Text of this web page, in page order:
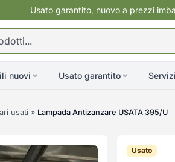
Usato garantito, nuovo a prezzi
nuovi Usato garantito Servizi
usati » Lampada Antizanzare USATA 395/U
Usato